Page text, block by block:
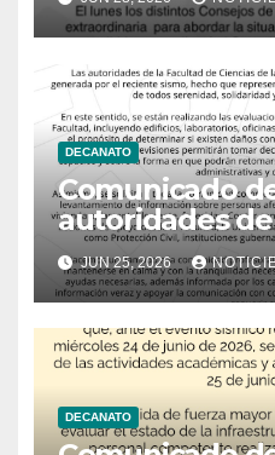
DECANATO
Comunicado
autoridades
Ciencias
JUN 25, 2026
DECANATO